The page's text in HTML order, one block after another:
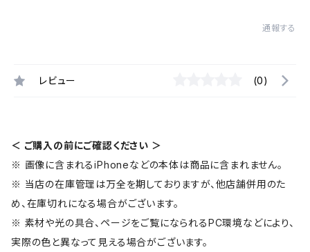
通報する
レビュー (0)
＜ ご購入の前にご確認ください ＞
※ 画像に含まれるiPhoneなどの本体は商品に含まれません。
※ 当店の在庫管理は万全を期しておりますが、他店舗併用のた
め、在庫切れになる場合がございます。
※ 素材や光の具合、ページをご覧になられるPC環境などにより、
実際の色と異なって見える場合がございます。